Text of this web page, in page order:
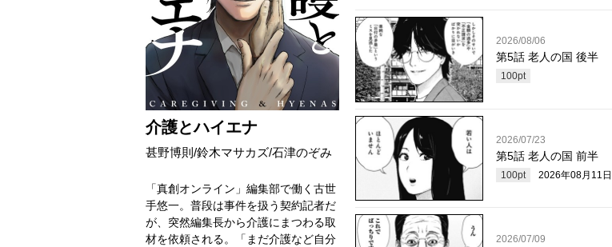
介護とハイエナ
甚野博則/鈴木マサカズ/石津のぞみ
「真創オンライン」編集部で働く古世
手悠一。普段は事件を扱う契約記者だ
が、突然編集長から介護にまつわる取
材を依頼される。「まだ介護など自分
2026/08/06
第5話 老人の国 後半
100pt
2026/07/23
第5話 老人の国 前半
100pt 2026年08月11日
2026/07/09